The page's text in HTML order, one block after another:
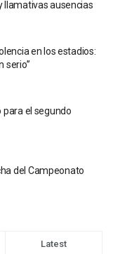
llamativas ausencias
en los estadios:
serio”
para el segundo
del Campeonato
Latest